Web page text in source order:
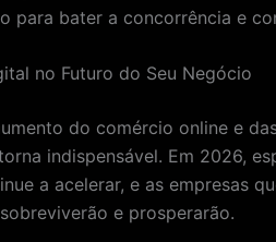
para bater a concorrência e
no Futuro do Seu Negócio
do comércio online e
indispensável. Em 2026,
a acelerar, e as empresas
e prosperarão.